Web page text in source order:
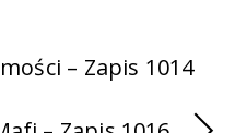
– Zapis 1014